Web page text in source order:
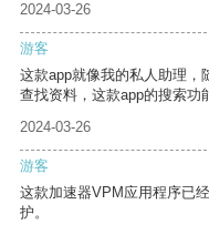
2024-03-26
游客
这款app就像我的私人助理，
查找资料，这款app的搜索功
2024-03-26
游客
这款加速器VPM应用程序已
护。